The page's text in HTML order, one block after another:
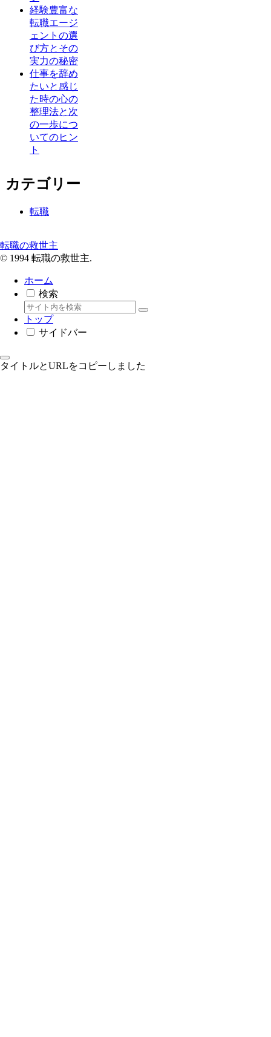
経験豊富な
転職エージ
ェントの選
び方とその
実力の秘密
仕事を辞め
たいと感じ
た時の心の
整理法と次
の一歩につ
いてのヒン
ト
カテゴリー
転職
転職の救世主
© 1994 転職の救世主.
ホーム
検索
トップ
サイドバー
タイトルとURLをコピーしました